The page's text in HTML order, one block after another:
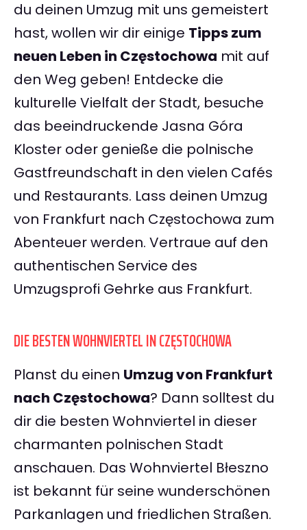
du deinen Umzug mit uns gemeistert
hast, wollen wir dir einige Tipps zum
neuen Leben in Częstochowa mit auf
den Weg geben! Entdecke die
kulturelle Vielfalt der Stadt, besuche
das beeindruckende Jasna Góra
Kloster oder genieße die polnische
Gastfreundschaft in den vielen Cafés
und Restaurants. Lass deinen Umzug
von Frankfurt nach Częstochowa zum
Abenteuer werden. Vertraue auf den
authentischen Service des
Umzugsprofi Gehrke aus Frankfurt.
DIE BESTEN WOHNVIERTEL IN CZĘSTOCHOWA
Planst du einen Umzug von Frankfurt
nach Częstochowa? Dann solltest du
dir die besten Wohnviertel in dieser
charmanten polnischen Stadt
anschauen. Das Wohnviertel Błeszno
ist bekannt für seine wunderschönen
Parkanlagen und friedlichen Straßen.